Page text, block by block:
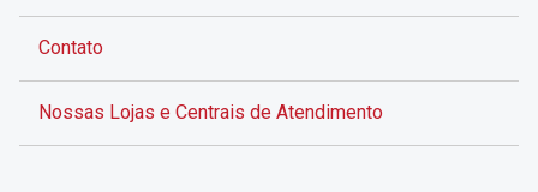
Contato
Nossas Lojas e Centrais de Atendimento